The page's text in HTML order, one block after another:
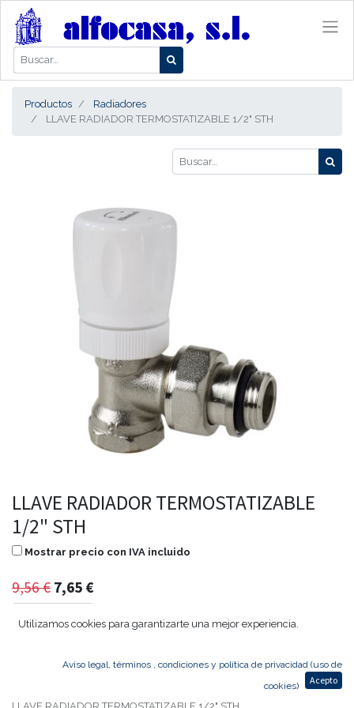
Productos
Radiadores
LLAVE RADIADOR TERMOSTATIZABLE 1/2" STH
LLAVE RADIADOR TERMOSTATIZABLE
1/2" STH
Mostrar precio con IVA incluido
9,56€ 7,65 €
LLAVE RADIADOR TERMOSTATIZABLE 1/2" STH
Utilizamos cookies para garantizarte una mejor experiencia.
Aviso legal, términos , condiciones y política de privacidad (uso de
cookies)
Acepto